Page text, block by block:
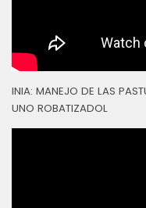
INIA: MANEJO DE LAS
UNO ROBATIZADOL